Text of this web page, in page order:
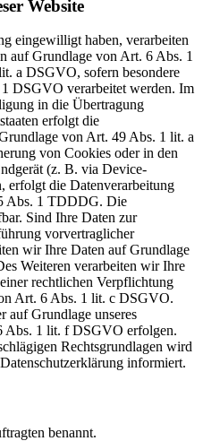
Website
eingewilligt haben, verarbeiten
auf Grundlage von Art. 6 Abs. 1
a DSGVO, sofern besondere
DSGVO verarbeitet werden. Im
in die Übertragung
erfolgt die
von Art. 49 Abs. 1 lit. a
von Cookies oder in den
(z. B. via Device-
erfolgt die Datenverarbeitung
Abs. 1 TDDDG. Die
Sind Ihre Daten zur
vorvertraglicher
wir Ihre Daten auf Grundlage
Weiteren verarbeiten wir Ihre
rechtlichen Verpflichtung
Art. 6 Abs. 1 lit. c DSGVO.
auf Grundlage unseres
Abs. 1 lit. f DSGVO erfolgen.
Rechtsgrundlagen wird
informiert.
benannt.